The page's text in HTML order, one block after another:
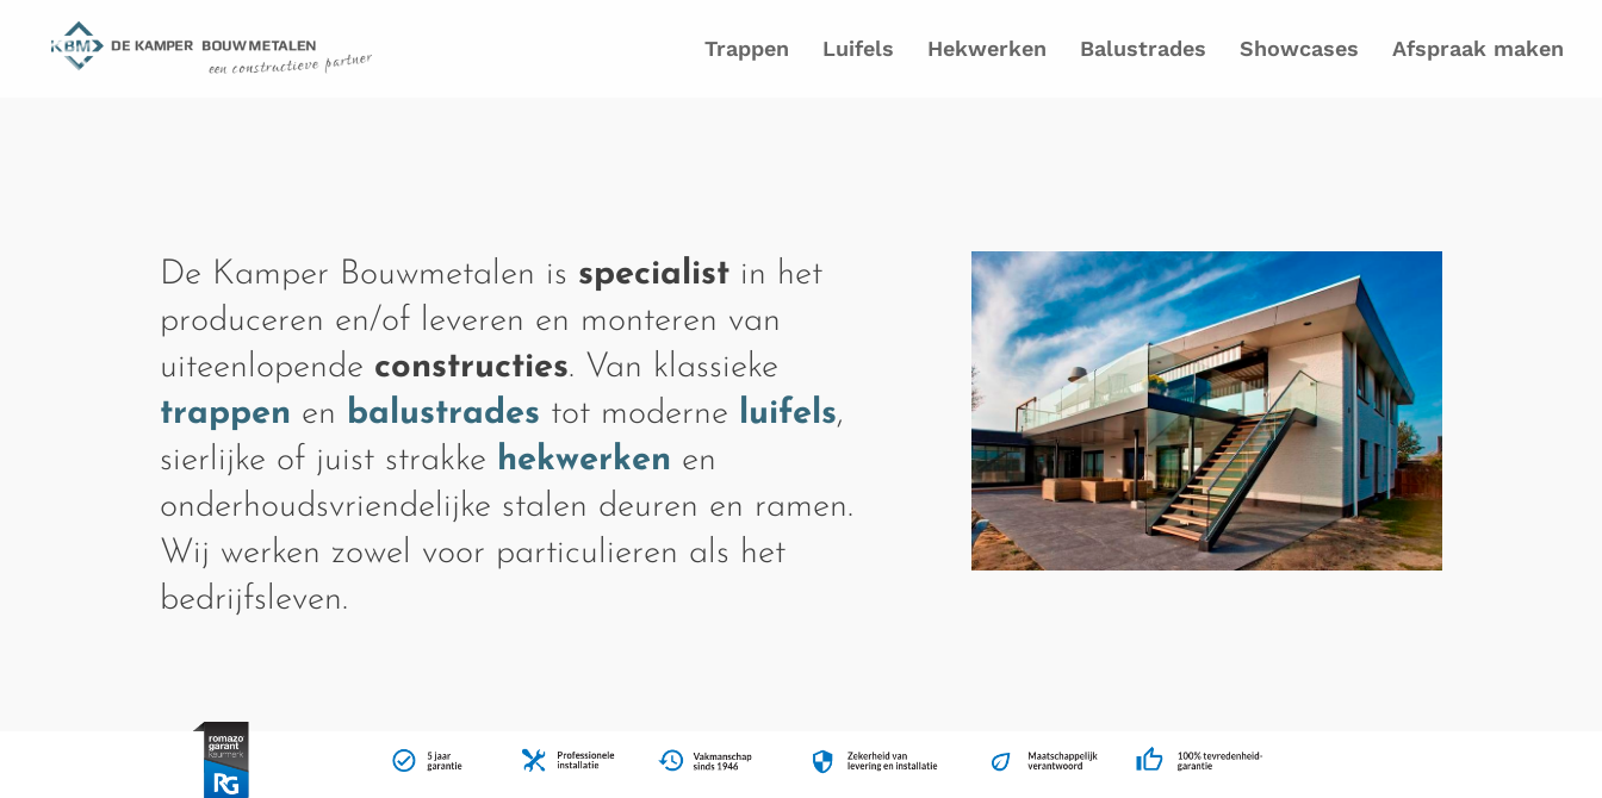
Trappen Luifels Hekwerken Balustrades Showcases Afspraak maken
De Kamper Bouwmetalen is specialist in het
produceren en/of leveren en monteren van
uiteenlopende constructies. Van klassieke
trappen en balustrades tot moderne luifels,
sierlijke of juist strakke hekwerken en
onderhoudsvriendelijke stalen deuren en ramen.
Wij werken zowel voor particulieren als het
bedrijfsleven.